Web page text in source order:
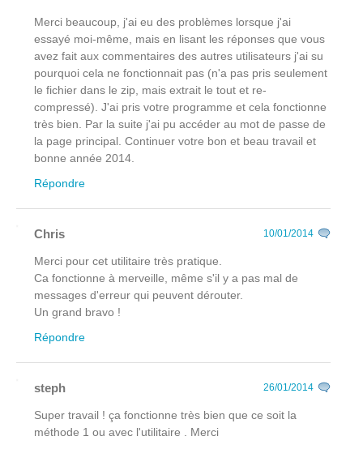
Merci beaucoup, j'ai eu des problèmes lorsque j'ai
essayé moi-même, mais en lisant les réponses que vous
avez fait aux commentaires des autres utilisateurs j'ai su
pourquoi cela ne fonctionnait pas (n'a pas pris seulement
le fichier dans le zip, mais extrait le tout et re-
compressé). J'ai pris votre programme et cela fonctionne
très bien. Par la suite j'ai pu accéder au mot de passe de
la page principal. Continuer votre bon et beau travail et
bonne année 2014.
Répondre
Chris 10/01/2014
Merci pour cet utilitaire très pratique.
Ca fonctionne à merveille, même s'il y a pas mal de
messages d'erreur qui peuvent dérouter.
Un grand bravo !
Répondre
steph 26/01/2014
Super travail ! ça fonctionne très bien que ce soit la
méthode 1 ou avec l'utilitaire . Merci